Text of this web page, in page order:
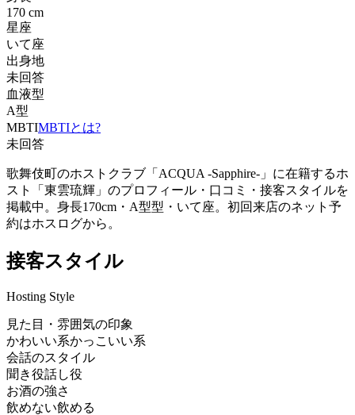
170 cm
星座
いて座
出身地
未回答
血液型
A型
MBTIMBTIとは?
未回答
歌舞伎町のホストクラブ「ACQUA -Sapphire-」に在籍するホ
スト「東雲琉輝」のプロフィール・口コミ・接客スタイルを
掲載中。身長170cm・A型型・いて座。初回来店のネット予
約はホスログから。
接客スタイル
Hosting Style
見た目・雰囲気の印象
かわいい系かっこいい系
会話のスタイル
聞き役話し役
お酒の強さ
飲めない飲める